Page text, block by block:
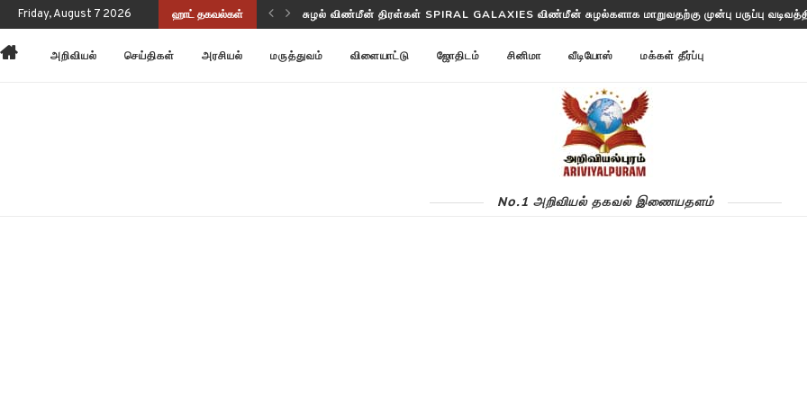
Friday, August 7 2026 ஹாட் தகவல்கள்
செயல்திறனையும் மேம்படுத்துகிறது! சுழல் விண்மீன் திரள்கள் SPIRAL GALAXIES விண்மீன் சுழல்களாக மாறுவதற்கு முன்பு பருப்பு
அறிவியல் செய்திகள் அரசியல் மருத்துவம் விளையாட்டு ஜோதிடம் சினிமா வீடியோஸ் மக்கள் தீர்ப்பு
No.1 அறிவியல் தகவல் இணையதளம்